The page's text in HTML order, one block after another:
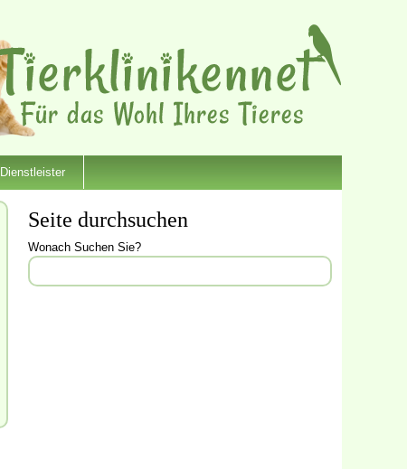
Dienstleister
Seite durchsuchen
Wonach Suchen Sie?